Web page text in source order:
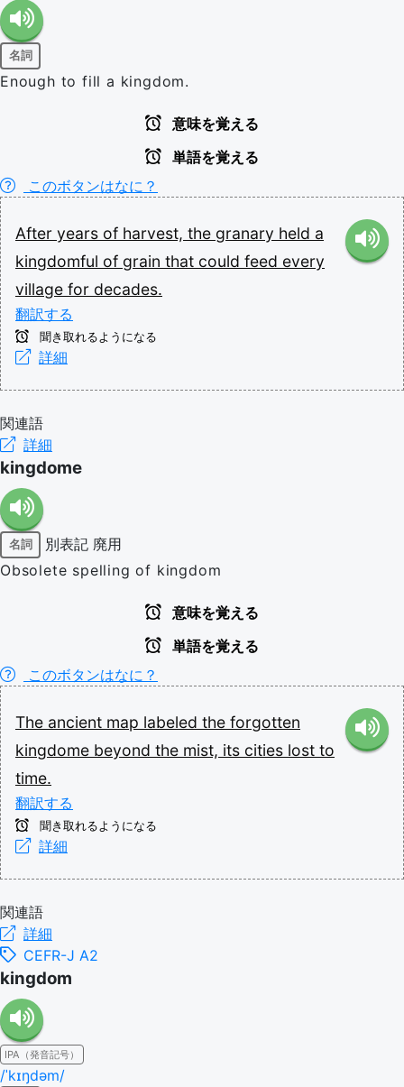
名詞
Enough to fill a kingdom.
意味を覚える
単語を覚える
このボタンはなに？
After years of harvest, the granary held a
kingdomful of grain that could feed every
village for decades.
翻訳する
聞き取れるようになる
詳細
関連語
詳細
kingdome
名詞 別表記 廃用
Obsolete spelling of kingdom
意味を覚える
単語を覚える
このボタンはなに？
The ancient map labeled the forgotten
kingdome beyond the mist, its cities lost to
time.
翻訳する
聞き取れるようになる
詳細
関連語
詳細
CEFR-J A2
kingdom
IPA（発音記号）
/ˈkɪŋdəm/